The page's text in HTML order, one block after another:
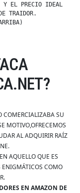
Y EL PRECIO IDEAL
TRAIDOR.
COMERCIALIZABA SU
MOTIVO,OFRECEMOS
AL ADQUIRIR RAÍZ
AQUELLO QUE ES
ENIGMÁTICOS COMO
EN AMAZON DE